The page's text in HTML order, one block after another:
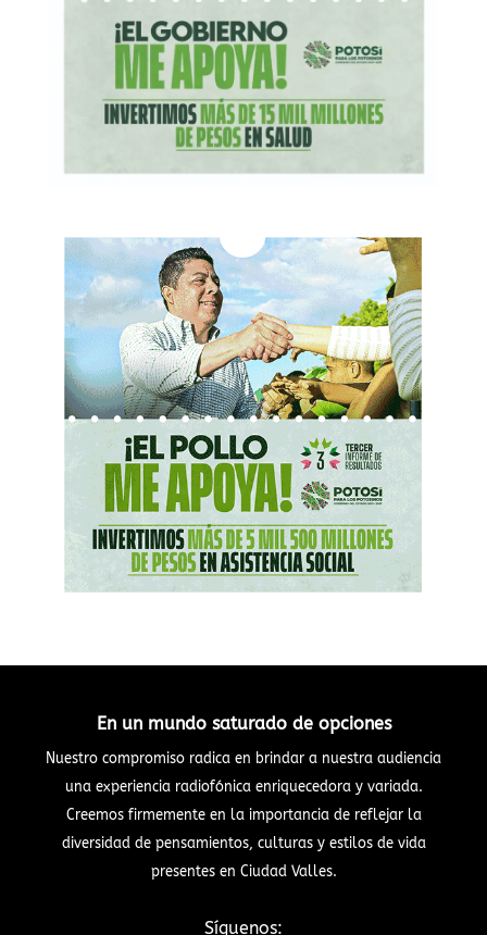
En un mundo saturado de opciones
Nuestro compromiso radica en brindar a nuestra audiencia
una experiencia radiofónica enriquecedora y variada.
Creemos firmemente en la importancia de reflejar la
diversidad de pensamientos, culturas y estilos de vida
presentes en Ciudad Valles.
Síguenos: